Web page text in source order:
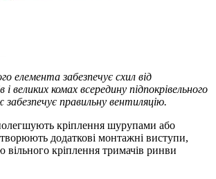
елемента забезпечує схил від
великих комах всередину підпокрівельного
правильну вентиляцію.
кріплення шурупами або
додаткові монтажні виступи,
вільного кріплення тримачів ринви